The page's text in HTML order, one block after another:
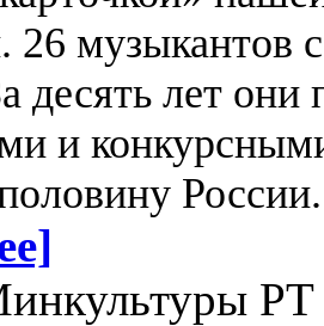
26 музыкантов
десять лет
и
России.
РТ